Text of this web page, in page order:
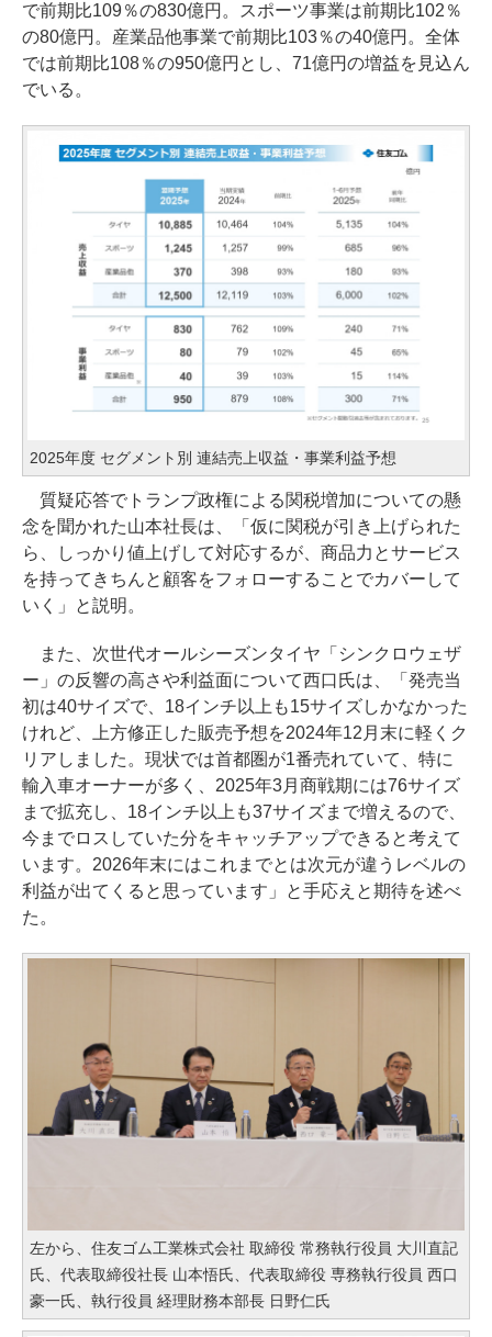
で前期比109％の830億円。スポーツ事業は前期比102％
の80億円。産業品他事業で前期比103％の40億円。全体
では前期比108％の950億円とし、71億円の増益を見込ん
でいる。
2025年度 セグメント別 連結売上収益・事業利益予想
質疑応答でトランプ政権による関税増加についての懸
念を聞かれた山本社長は、「仮に関税が引き上げられた
ら、しっかり値上げして対応するが、商品力とサービス
を持ってきちんと顧客をフォローすることでカバーして
いく」と説明。
また、次世代オールシーズンタイヤ「シンクロウェザ
ー」の反響の高さや利益面について西口氏は、「発売当
初は40サイズで、18インチ以上も15サイズしかなかった
けれど、上方修正した販売予想を2024年12月末に軽くク
リアしました。現状では首都圏が1番売れていて、特に
輸入車オーナーが多く、2025年3月商戦期には76サイズ
まで拡充し、18インチ以上も37サイズまで増えるので、
今までロスしていた分をキャッチアップできると考えて
います。2026年末にはこれまでとは次元が違うレベルの
利益が出てくると思っています」と手応えと期待を述べ
た。
左から、住友ゴム工業株式会社 取締役 常務執行役員 大川直記
氏、代表取締役社長 山本悟氏、代表取締役 専務執行役員 西口
豪一氏、執行役員 経理財務本部長 日野仁氏